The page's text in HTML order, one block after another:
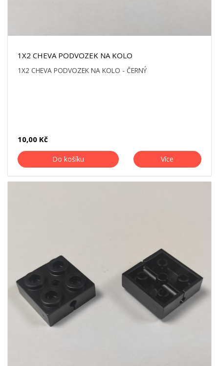
1X2 CHEVA PODVOZEK NA KOLO
1X2 CHEVA PODVOZEK NA KOLO - ČERNÝ
10,00 Kč
Do košíku Více